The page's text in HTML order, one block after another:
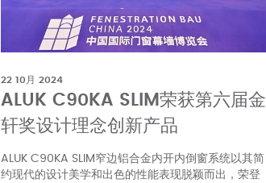
22 10月 2024
ALUK C90KA SLIM荣获第六届金
轩奖设计理念创新产品
ALUK C90KA SLIM窄边铝合金内开内倒窗系统以其简
约现代的设计美学和出色的性能表现脱颖而出，荣登